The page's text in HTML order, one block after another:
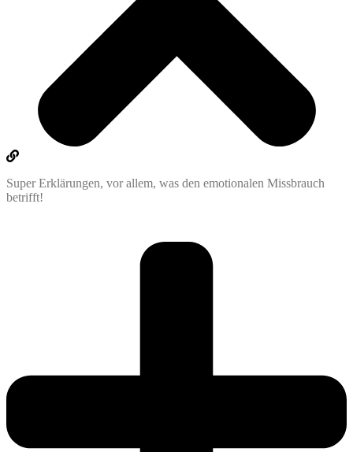
Super Erklärungen, vor allem, was den emotionalen Missbrauch
betrifft!